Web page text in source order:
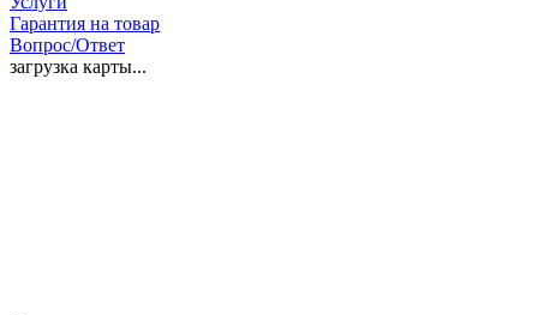
Гарантия на товар
Вопрос/Ответ
загрузка карты...